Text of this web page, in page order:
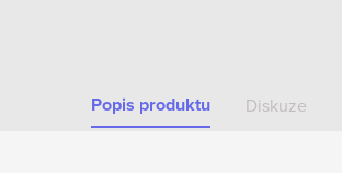
Popis produktu Diskuze